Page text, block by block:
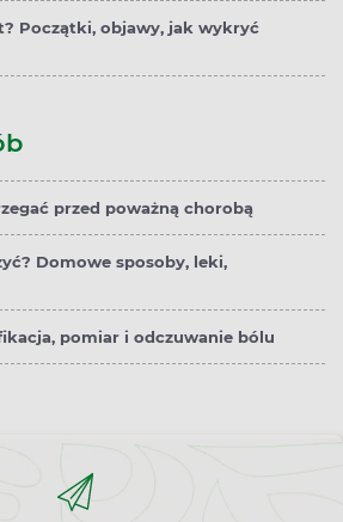
Początki, objawy, jak wykryć
przed poważną chorobą
Domowe sposoby, leki,
pomiar i odczuwanie bólu